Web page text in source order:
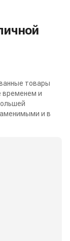
товары
временем и
и в